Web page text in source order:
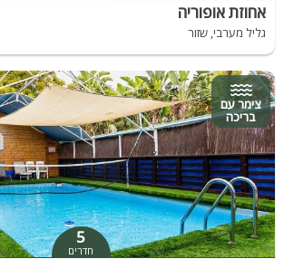
אחוזת אופוריה
גליל מערבי, שזור
צימר עם
בריכה
5
חדרים